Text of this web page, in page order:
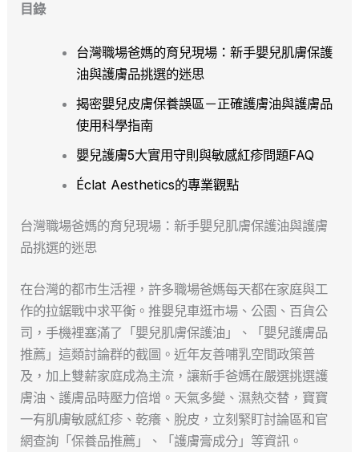
目錄
台灣職場爸媽的育兒現場：新手嬰兒肌膚保護
油與護膚品挑選的迷思
揭密嬰兒皮膚保養誤區－正確護膚油與護膚品
使用科學指南
嬰兒護膚5大實用守則與敏感紅疹問題FAQ
Éclat Aesthetics的專業觀點
台灣職場爸媽的育兒現場：新手嬰兒肌膚保護油與護膚
品挑選的迷思
在台灣的都市生活裡，許多職場爸媽每天都在家庭與工
作的拉鋸戰中求平衡。推嬰兒車逛市場、公園、百貨公
司，手機裡塞滿了「嬰兒肌膚保護油」、「嬰兒護膚品
推薦」這類討論群的截圖。近年友善哺乳空間政策普
及，加上雙薪家庭成為主流，讓新手爸媽在嚴選挑選護
膚油、護膚品時壓力倍增。天氣多變、濕熱交替，寶寶
一有肌膚敏感紅疹、乾癢、脫皮，立刻緊盯討論區和官
網查詢「保養品推薦」、「護膚膏成分」等資訊。